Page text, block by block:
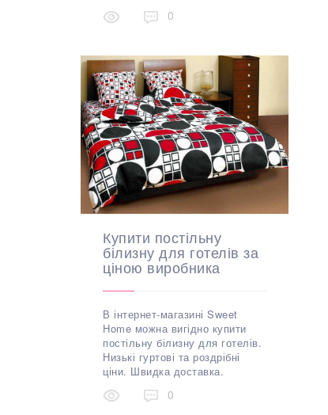
0
Купити постільну
білизну для готелів за
ціною виробника
В інтернет-магазині Sweet
Home можна вигідно купити
постільну білизну для готелів.
Низькі гуртові та роздрібні
ціни. Швидка доставка.
0